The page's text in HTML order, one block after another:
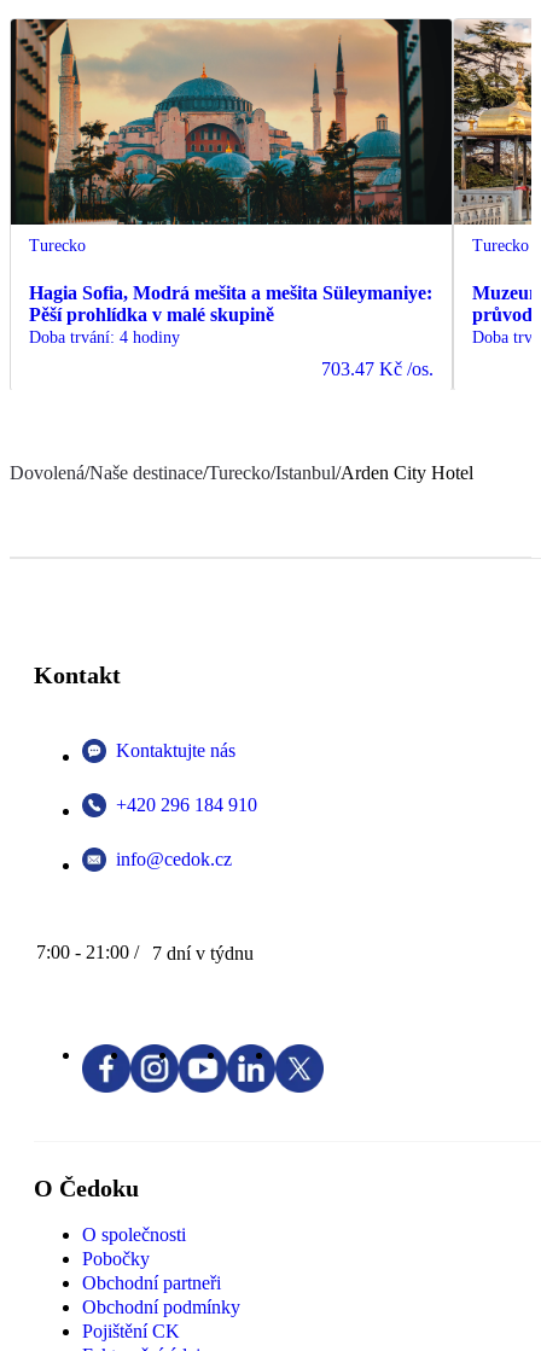
Turecko
Hagia Sofia, Modrá mešita a mešita Süleymaniye:
Pěší prohlídka v malé skupině
Doba trvání: 4 hodiny
703.47 Kč /os.
Turecko
Doba
Dovolená/Naše destinace/Turecko/Istanbul/Arden City Hotel
Kontakt
Kontaktujte nás
+420 296 184 910
info@cedok.cz
7:00 - 21:00 / 7 dní v týdnu
O Čedoku
O společnosti
Pobočky
Obchodní partneři
Obchodní podmínky
Pojištění CK